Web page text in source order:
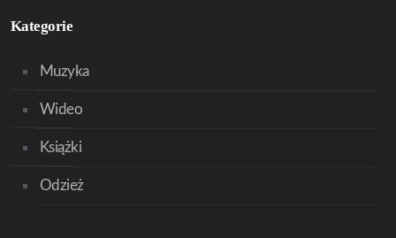
Kategorie
Muzyka
Wideo
Książki
Odzież